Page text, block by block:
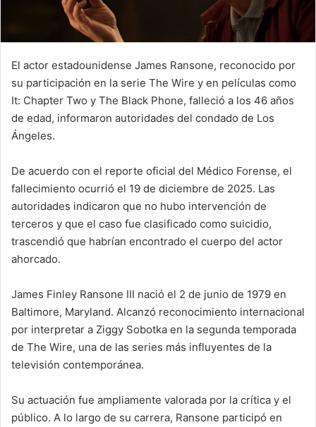
El actor estadounidense James Ransone, reconocido por
su participación en la serie The Wire y en películas como
It: Chapter Two y The Black Phone, falleció a los 46 años
de edad, informaron autoridades del condado de Los
Ángeles.
De acuerdo con el reporte oficial del Médico Forense, el
fallecimiento ocurrió el 19 de diciembre de 2025. Las
autoridades indicaron que no hubo intervención de
terceros y que el caso fue clasificado como suicidio,
trascendió que habrían encontrado el cuerpo del actor
ahorcado.
James Finley Ransone III nació el 2 de junio de 1979 en
Baltimore, Maryland. Alcanzó reconocimiento internacional
por interpretar a Ziggy Sobotka en la segunda temporada
de The Wire, una de las series más influyentes de la
televisión contemporánea.
Su actuación fue ampliamente valorada por la crítica y el
público. A lo largo de su carrera, Ransone participó en